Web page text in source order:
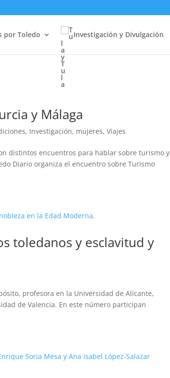
por Toledo Investigación y Divulgación
y Málaga
, Investigación, mujeres,Viajes
distintos encuentros para hablar sobre turismo y
Diario organiza el encuentro sobre Turismo
toledanos y esclavitud y
profesora en la Universidad de Alicante,
de Valencia. En este número participan